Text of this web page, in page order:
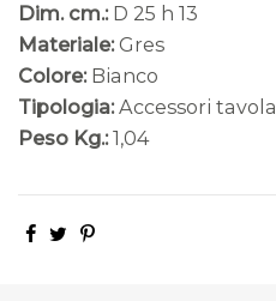
Dim. cm.: D 25 h 13
Materiale: Gres
Colore: Bianco
Tipologia: Accessori tavola
Peso Kg.: 1,04